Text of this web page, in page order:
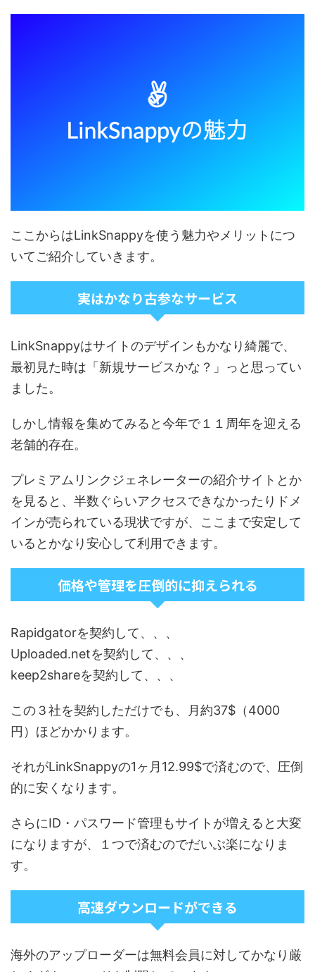
ここからはLinkSnappyを使う魅力やメリットにつ
いてご紹介していきます。
実はかなり古参なサービス
LinkSnappyはサイトのデザインもかなり綺麗で、
最初見た時は「新規サービスかな？」っと思ってい
ました。
しかし情報を集めてみると今年で１１周年を迎える
老舗的存在。
プレミアムリンクジェネレーターの紹介サイトとか
を見ると、半数ぐらいアクセスできなかったりドメ
インが売られている現状ですが、ここまで安定して
いるとかなり安心して利用できます。
価格や管理を圧倒的に抑えられる
Rapidgatorを契約して、、、
Uploaded.netを契約して、、、
keep2shareを契約して、、、
この３社を契約しただけでも、月約37$（4000
円）ほどかかります。
それがLinkSnappyの1ヶ月12.99$で済むので、圧倒
的に安くなります。
さらにID・パスワード管理もサイトが増えると大変
になりますが、１つで済むのでだいぶ楽になりま
す。
高速ダウンロードができる
海外のアップローダーは無料会員に対してかなり厳